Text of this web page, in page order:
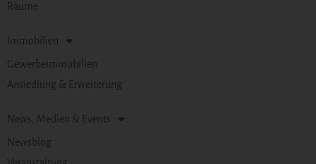
Räume
Immobilien
Gewerbeimmobilien
Ansiedlung & Erweiterung
News, Medien & Events
Newsblog